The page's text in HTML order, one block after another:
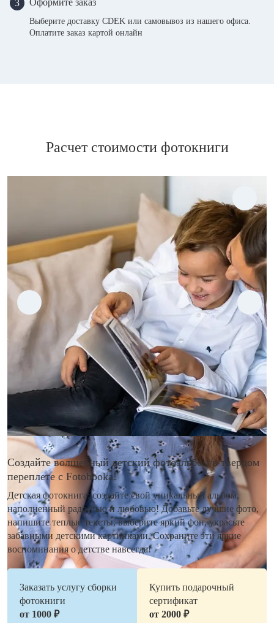
3 Оформите заказ
Выберите доставку CDEK или самовывоз из нашего офиса.
Оплатите заказ картой онлайн
Расчет стоимости фотокниги
Создайте волшебный детский фотоальбом в твердом
переплете с Fotobooka!
Детская фотокнига: создайте свой уникальный альбом,
наполненный радостью и любовью! Добавьте лучшие фото,
напишите теплые тексты, выберите яркий фон, украсьте
забавными детскими картинками. Сохраните эти яркие
воспоминания о детстве навсегда!
Заказать услугу сборки
фотокниги
от 1000 ₽
Купить подарочный
сертификат
от 2000 ₽